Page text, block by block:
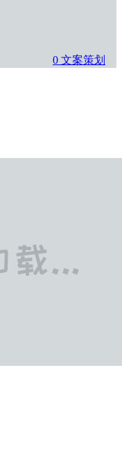
0 文案策划